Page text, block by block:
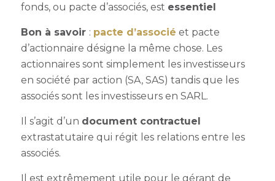
fonds, ou pacte d’associés, est essentiel
Bon à savoir : pacte d’associé et pacte
d’actionnaire désigne la même chose. Les
actionnaires sont simplement les investisseurs
en société par action (SA, SAS) tandis que les
associés sont les investisseurs en SARL.
Il s’agit d’un document contractuel
extrastatutaire qui régit les relations entre les
associés.
Il est extrêmement utile pour le gérant de